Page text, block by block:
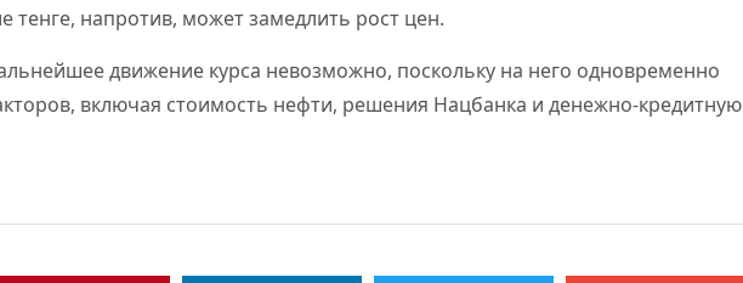
тенге, напротив, может замедлить рост цен.
движение курса невозможно, поскольку на него одновременно
включая стоимость нефти, решения Нацбанка и денежно-кредитную